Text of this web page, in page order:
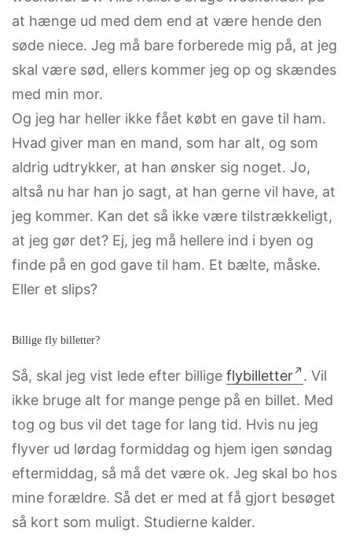
at hænge ud med dem end at være hende den
søde niece. Jeg må bare forberede mig på, at jeg
skal være sød, ellers kommer jeg op og skændes
med min mor.
Og jeg har heller ikke fået købt en gave til ham.
Hvad giver man en mand, som har alt, og som
aldrig udtrykker, at han ønsker sig noget. Jo,
altså nu har han jo sagt, at han gerne vil have, at
jeg kommer. Kan det så ikke være tilstrækkeligt,
at jeg gør det? Ej, jeg må hellere ind i byen og
finde på en god gave til ham. Et bælte, måske.
Eller et slips?
Billige fly billetter?
Så, skal jeg vist lede efter billige flybilletter
. Vil
ikke bruge alt for mange penge på en billet. Med
tog og bus vil det tage for lang tid. Hvis nu jeg
flyver ud lørdag formiddag og hjem igen søndag
eftermiddag, så må det være ok. Jeg skal bo hos
mine forældre. Så det er med at få gjort besøget
så kort som muligt. Studierne kalder.